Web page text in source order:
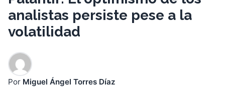
analistas persiste pese a la
volatilidad
Por Miguel Ángel Torres Díaz